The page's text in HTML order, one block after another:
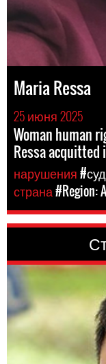
Maria Ressa
25 июня 2025
Woman human
Ressa acquitted
нарушения
страна#Region: